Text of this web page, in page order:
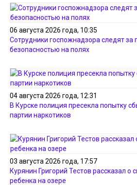
06 августа 2026 года, 10:35
Сотрудники госпожнадзора следят за
безопасностью на полях
04 августа 2026 года, 12:31
В Курске полиция пресекла попытку
партии наркотиков
03 августа 2026 года, 17:57
Курянин Григорий Тестов рассказал о
ребенка на озере